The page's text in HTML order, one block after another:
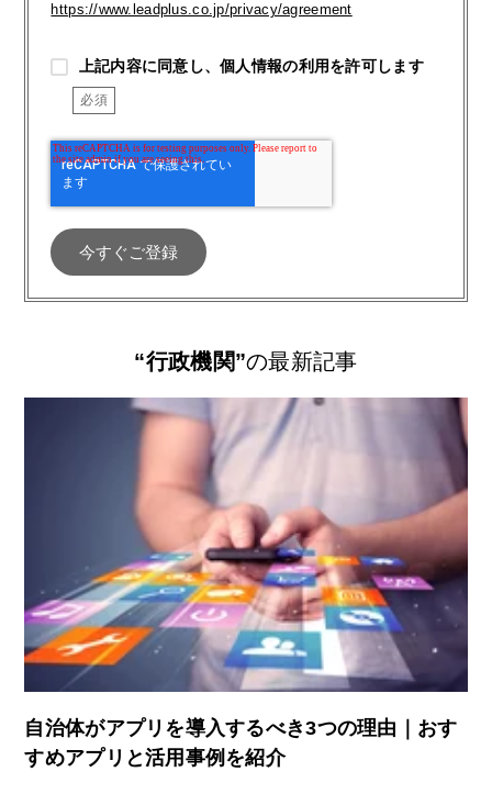
https://www.leadplus.co.jp/privacy/agreement
上記内容に同意し、個人情報の利用を許可します
“行政機関”の最新記事
自治体がアプリを導入するべき3つの理由｜おす
すめアプリと活用事例を紹介